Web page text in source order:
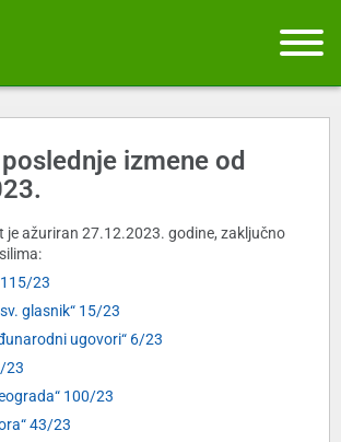
izmene od
je ažuriran 27.12.2023. godine, zaključno
115/23
glasnik“ 15/23
ugovori“ 6/23
23
100/23
43/23